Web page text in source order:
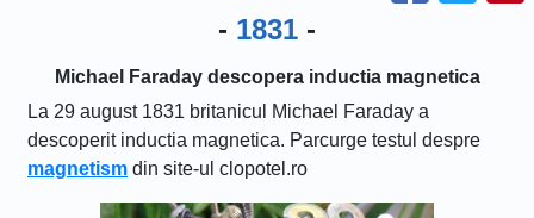
- 1831 -
Michael Faraday descopera inductia magnetica
La 29 august 1831 britanicul Michael Faraday a
descoperit inductia magnetica. Parcurge testul despre
magnetism din site-ul clopotel.ro